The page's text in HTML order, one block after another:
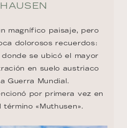
magnífico paisaje, pero
dolorosos recuerdos:
se ubicó el mayor
en suelo austriaco
Guerra Mundial.
por primera vez en
«Muthusen».